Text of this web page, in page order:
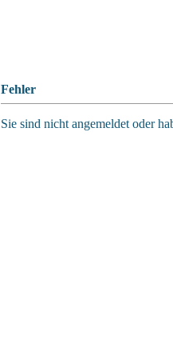
Fehler
Sie sind nicht angemeldet oder